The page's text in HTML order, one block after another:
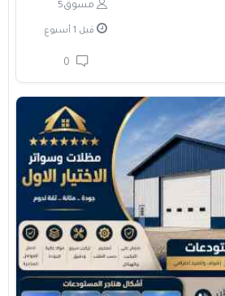
مسوق5
قبل 1 أسبوع